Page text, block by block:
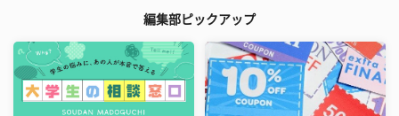
編集部ピックアップ